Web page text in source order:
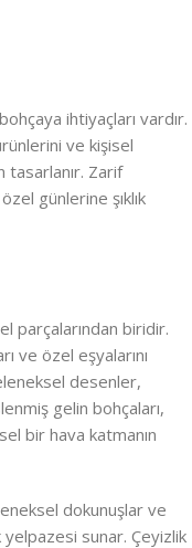
ihtiyaçları vardır.
ve kişisel
tasarlanır. Zarif
günlerine şıklık
parçalarından biridir.
ve özel eşyalarını
desenler,
gelin bohçaları,
bir hava katmanın
dokunuşlar ve
sunar. Çeyizlik